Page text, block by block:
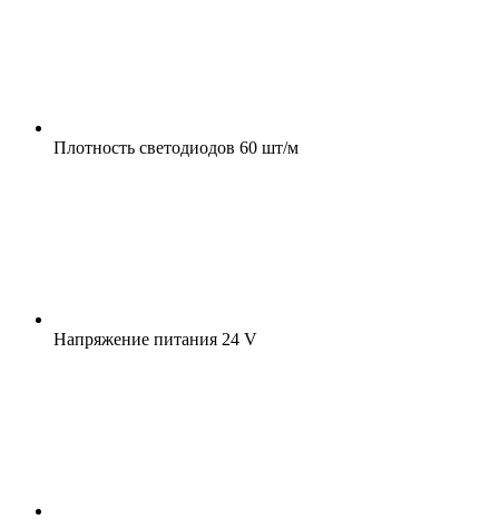
Плотность светодиодов 60 шт/м
Напряжение питания 24 V